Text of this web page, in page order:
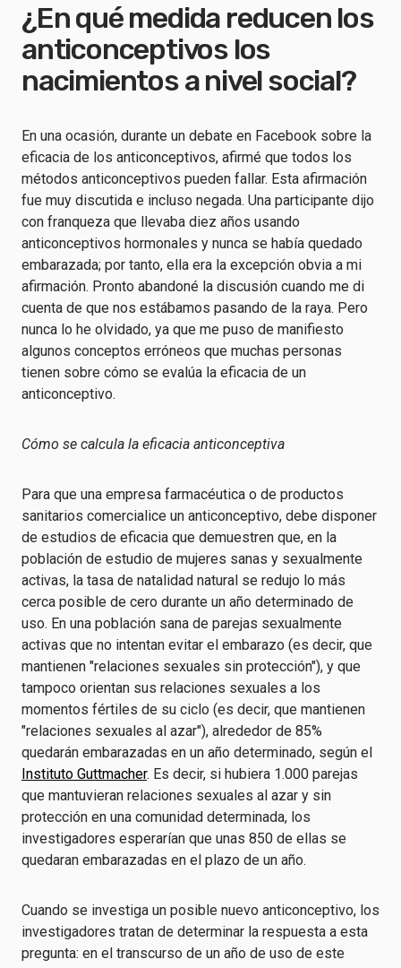
¿En qué medida reducen los
anticonceptivos los
nacimientos a nivel social?
En una ocasión, durante un debate en Facebook sobre la
eficacia de los anticonceptivos, afirmé que todos los
métodos anticonceptivos pueden fallar. Esta afirmación
fue muy discutida e incluso negada. Una participante dijo
con franqueza que llevaba diez años usando
anticonceptivos hormonales y nunca se había quedado
embarazada; por tanto, ella era la excepción obvia a mi
afirmación. Pronto abandoné la discusión cuando me di
cuenta de que nos estábamos pasando de la raya. Pero
nunca lo he olvidado, ya que me puso de manifiesto
algunos conceptos erróneos que muchas personas
tienen sobre cómo se evalúa la eficacia de un
anticonceptivo.
Cómo se calcula la eficacia anticonceptiva
Para que una empresa farmacéutica o de productos
sanitarios comercialice un anticonceptivo, debe disponer
de estudios de eficacia que demuestren que, en la
población de estudio de mujeres sanas y sexualmente
activas, la tasa de natalidad natural se redujo lo más
cerca posible de cero durante un año determinado de
uso. En una población sana de parejas sexualmente
activas que no intentan evitar el embarazo (es decir, que
mantienen "relaciones sexuales sin protección"), y que
tampoco orientan sus relaciones sexuales a los
momentos fértiles de su ciclo (es decir, que mantienen
"relaciones sexuales al azar"), alrededor de 85%
quedarán embarazadas en un año determinado, según el
Instituto Guttmacher. Es decir, si hubiera 1.000 parejas
que mantuvieran relaciones sexuales al azar y sin
protección en una comunidad determinada, los
investigadores esperarían que unas 850 de ellas se
quedaran embarazadas en el plazo de un año.
Cuando se investiga un posible nuevo anticonceptivo, los
investigadores tratan de determinar la respuesta a esta
pregunta: en el transcurso de un año de uso de este